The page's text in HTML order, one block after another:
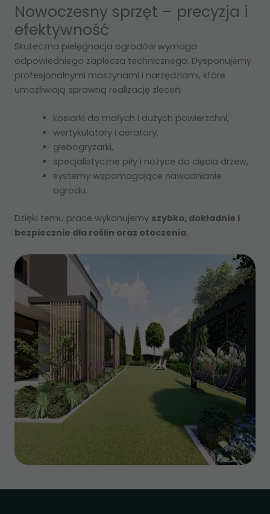
Nowoczesny sprzęt – precyzja i
efektywność
Skuteczna pielęgnacja ogrodów wymaga
odpowiedniego zaplecza technicznego. Dysponujemy
profesjonalnymi maszynami i narzędziami, które
umożliwiają sprawną realizację zleceń:
kosiarki do małych i dużych powierzchni,
wertykulatory i aeratory,
glebogryzarki,
specjalistyczne piły i nożyce do cięcia drzew,
systemy wspomagające nawadnianie
ogrodu.
Dzięki temu prace wykonujemy szybko, dokładnie i
bezpiecznie dla roślin oraz otoczenia.
Te pliki cookie
nie są
one potrzebne
do
Abyśmy mogli
funkcjonalność
internetowej,
na podstawie
tego, jak
strona jest
używana.
Doświadczenie
Aby nasza
strona
internetowa